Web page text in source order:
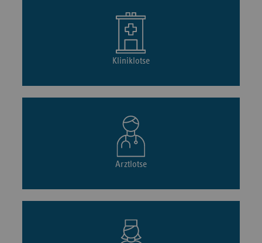
Kliniklotse
Arztlotse